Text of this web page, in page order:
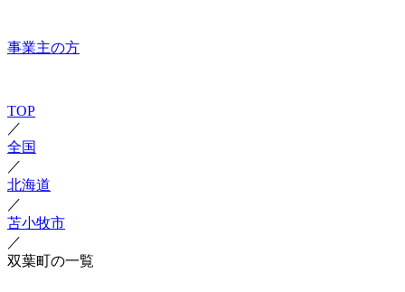
事業主の方
TOP
／
全国
／
北海道
／
苫小牧市
／
双葉町の一覧